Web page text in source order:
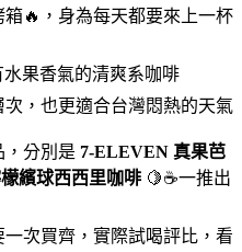
🔥，身為每天都要來上一杯
果香氣的清爽系咖啡
，也更適合台灣悶熱的天氣
，分別是 7-ELEVEN 真果芭
繽球西西里咖啡 🍋☕一推出
次買齊，實際試喝評比，看